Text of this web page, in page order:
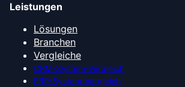
Leistungen
Lösungen
Branchen
Vergleiche
CRM-System-Vergleich
ERP-System-Vergleich